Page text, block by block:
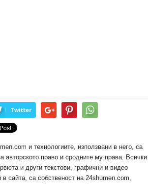
Twitter
и технологиите, използвани в него, са
авторското право и сродните му права. Всички
и други текстови, графични и видео
в сайта, са собственост на 24shumen.com,